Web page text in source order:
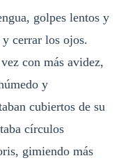
golpes lentos y
cerrar los ojos.
con más avidez,
y
cubiertos de su
círculos
gimiendo más